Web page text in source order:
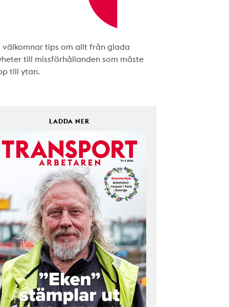
välkomnar tips om allt från glada
till missförhållanden som måste
till ytan.
LADDA NER